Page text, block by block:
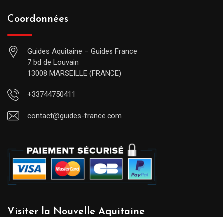
Coordonnées
Guides Aquitaine – Guides France
7 bd de Louvain
13008 MARSEILLE (FRANCE)
+33744750411
contact@guides-france.com
Visiter la Nouvelle Aquitaine